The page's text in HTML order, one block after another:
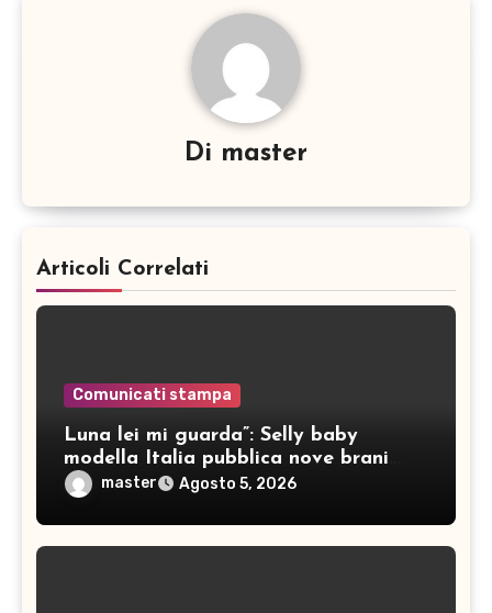
Di master
Articoli Correlati
Comunicati stampa
Luna lei mi guarda”: Selly baby
modella Italia pubblica nove brani
ineditimaster Agosto 5, 2026